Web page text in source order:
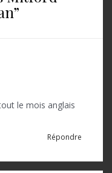
”
le mois anglais
Répondre